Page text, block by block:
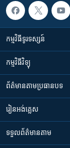
កម្មវិធី​ទូរទស្សន៍
កម្មវិធី​វិទ្យុ
ព័ត៌មាន​តាមប្រធានបទ​
រៀន​​អង់គ្លេស
ទទួល​ព័ត៌មាន​តាម